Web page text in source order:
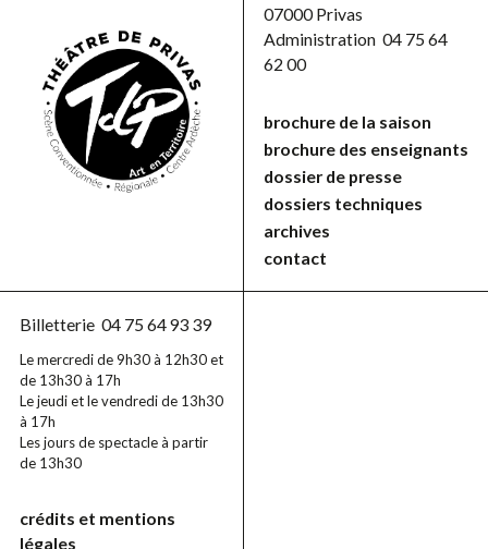
07000 Privas
Administration 04 75 64
62 00
brochure de la saison
brochure des enseignants
dossier de presse
dossiers techniques
archives
contact
Billetterie 04 75 64 93 39
Le mercredi de 9h30 à 12h30 et
de 13h30 à 17h
Le jeudi et le vendredi de 13h30
à 17h
Les jours de spectacle à partir
de 13h30
crédits et mentions
légales